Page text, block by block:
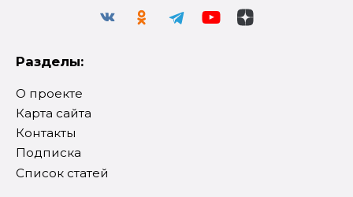
Разделы:
О проекте
Карта сайта
Контакты
Подписка
Список статей